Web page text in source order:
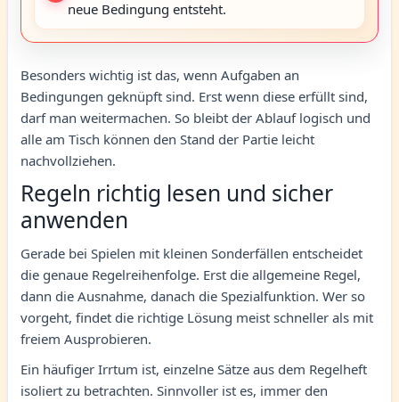
neue Bedingung entsteht.
Besonders wichtig ist das, wenn Aufgaben an
Bedingungen geknüpft sind. Erst wenn diese erfüllt sind,
darf man weitermachen. So bleibt der Ablauf logisch und
alle am Tisch können den Stand der Partie leicht
nachvollziehen.
Regeln richtig lesen und sicher
anwenden
Gerade bei Spielen mit kleinen Sonderfällen entscheidet
die genaue Regelreihenfolge. Erst die allgemeine Regel,
dann die Ausnahme, danach die Spezialfunktion. Wer so
vorgeht, findet die richtige Lösung meist schneller als mit
freiem Ausprobieren.
Ein häufiger Irrtum ist, einzelne Sätze aus dem Regelheft
isoliert zu betrachten. Sinnvoller ist es, immer den